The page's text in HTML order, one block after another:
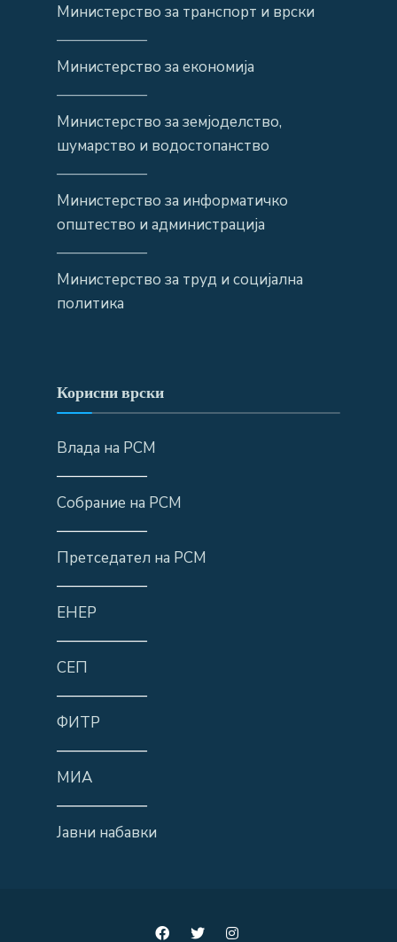
Министерство за транспорт и врски
——————
Министерство за економија
——————
Министерство за земјоделство,
шумарство и водостопанство
——————
Министерство за информатичко
општество и администрација
——————
Министерство за труд и социјална
политика
Корисни врски
Влада на РСМ
——————
Собрание на РСМ
——————
Претседател на РСМ
——————
ЕНЕР
——————
СЕП
——————
ФИТР
——————
МИА
——————
Јавни набавки